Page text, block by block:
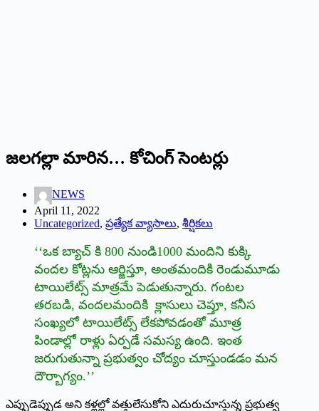
జలగల్లా మారిన… కోచింగ్‌ ‌సెంటర్లు
NEWS
April 11, 2022
Uncategorized, ప్రత్యేక వ్యాసాలు, శీర్షికలు
‘‘ఒక బ్యాచ్‌ ‌కి 800 నుండి1000 మందిని కుక్కి
వందల కోట్లను ఆర్జిస్తూ, అంతమందికి రెండుమూడు
టాయిలేట్స్ ‌మాత్రమే పెడుతున్నారు. గంటల
తరబడి, వందలమందికి క్లాసులు చెప్తూ, కనీస
సంఖ్యలో టాయిలేట్స్ ‌లేకపోవడంతో మూత్ర
పిండాల్లో రాళ్లు ఏర్పడే సమస్య ఉంది. ఇంత
జరుగుతున్నా ప్రభుత్వం చోద్యం చూస్తుండడం మన
దౌర్బాగ్యం.’’
ఎప్పుడెప్పుడ అని కళ్లల్లో వత్తులేసుకోని ఎదురుచూస్తున్న ప్రభుత్వ